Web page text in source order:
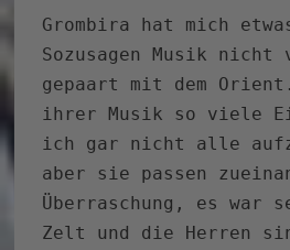
Grombira hat mich
Sozusagen Musik nicht
gepaart mit dem
ihrer Musik so viele
ich gar nicht alle
aber sie passen
Überraschung, es war
Zelt und die Herren